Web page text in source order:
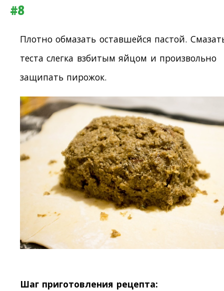
#8
Плотно обмазать оставшейся пастой.
теста слегка взбитым яйцом и произвольно
защипать пирожок.
Шаг приготовления рецепта: